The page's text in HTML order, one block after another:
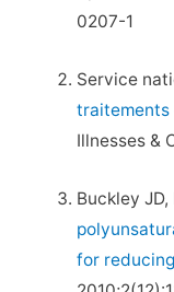
0207-1
Service
traitements
Illnesses &
Buckley JD,
for